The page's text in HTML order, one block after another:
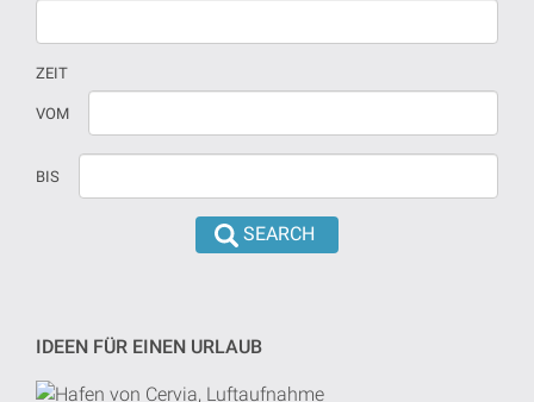
ZEIT
Wenn
Datum
versehen
heute
in
Datum
dd/mm/yyyy
VOM
BIS
IDEEN FÜR EINEN URLAUB